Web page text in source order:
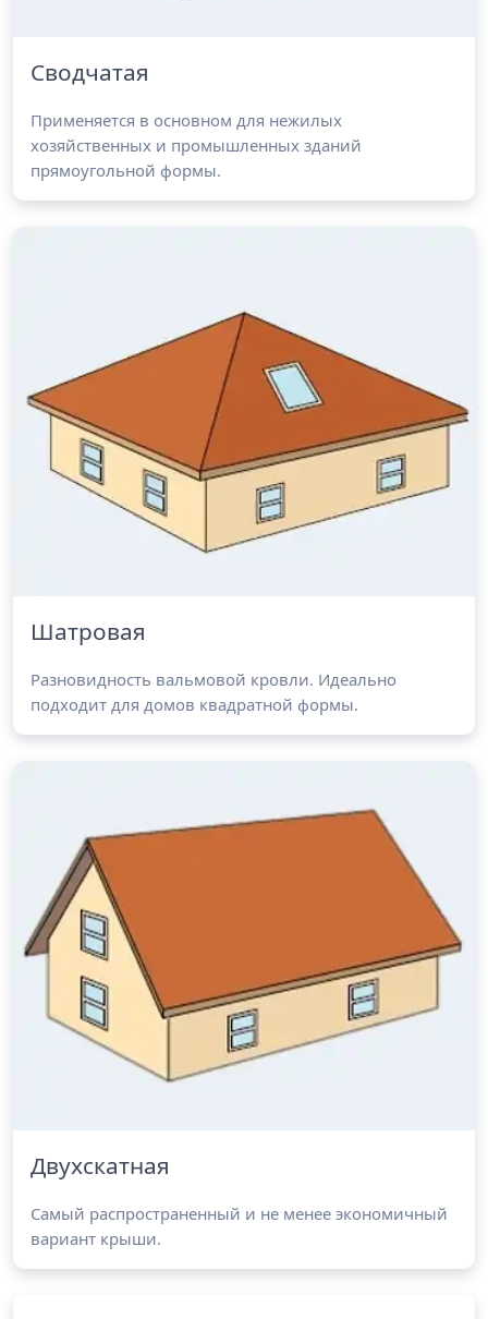
Сводчатая
Применяется в основном для нежилых
хозяйственных и промышленных зданий
прямоугольной формы.
Шатровая
Разновидность вальмовой кровли. Идеально
подходит для домов квадратной формы.
Двухскатная
Самый распространенный и не менее экономичный
вариант крыши.